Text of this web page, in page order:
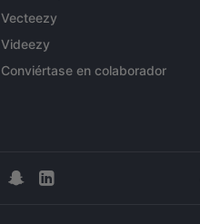
Vecteezy
Videezy
Conviértase en colaborador